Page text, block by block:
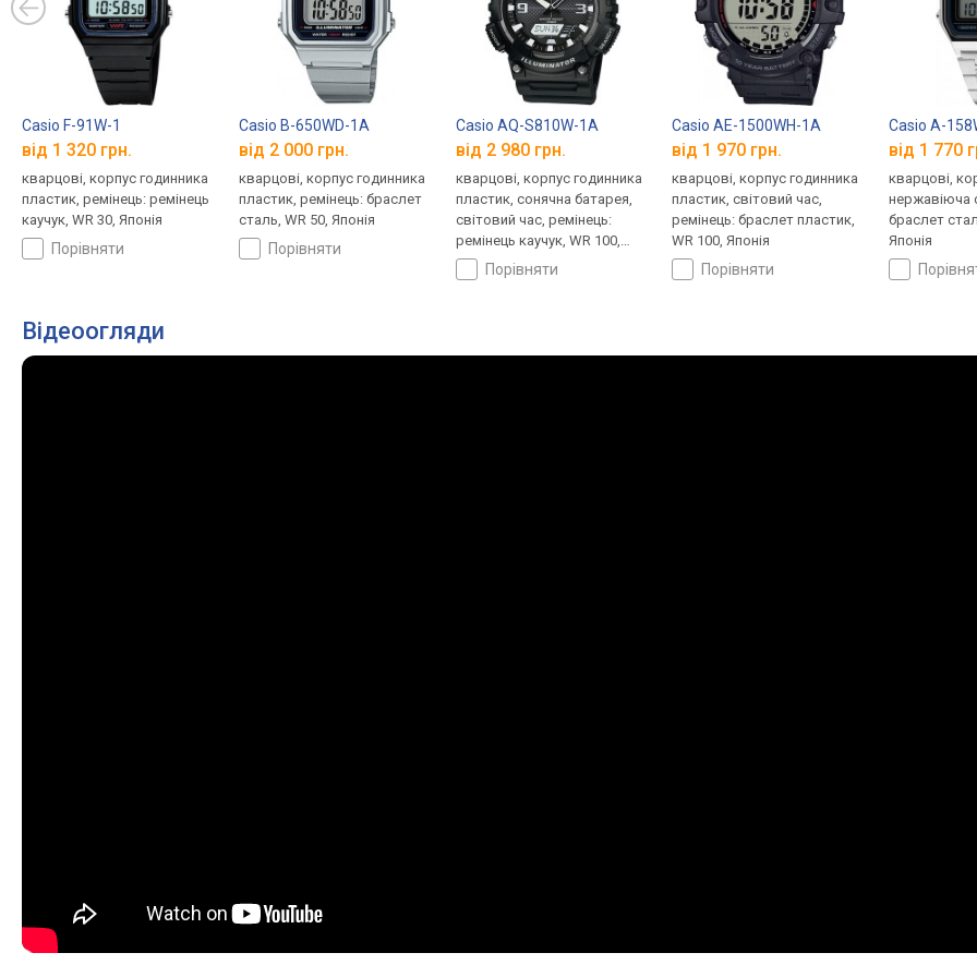
Casio F-91W-1
від 1 320 грн.
кварцові, корпус годинника
пластик, ремінець: ремінець
каучук, WR 30, Японія
порівняти
Casio B-650WD-1A
від 2 000 грн.
кварцові, корпус годинника
пластик, ремінець: браслет
сталь, WR 50, Японія
порівняти
Casio AQ-S810W-1A
від 2 980 грн.
кварцові, корпус годинника
пластик, сонячна батарея,
світовий час, ремінець:
ремінець каучук, WR 100,
Японіяпорівняти
Casio AE-1500WH-1A
від 1 970 грн.
кварцові, корпус годинника
пластик, світовий час,
ремінець: браслет пластик,
WR 100, Японія
порівняти
Casio A-
від 1 770
кварцові,
нержавіюча
браслет
Японія
Відеоогляди